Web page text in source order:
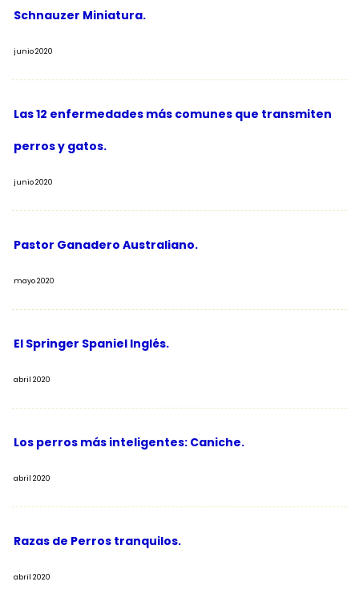
Schnauzer Miniatura.
junio 2020
Las 12 enfermedades más comunes que transmiten
perros y gatos.
junio 2020
Pastor Ganadero Australiano.
mayo 2020
El Springer Spaniel Inglés.
abril 2020
Los perros más inteligentes: Caniche.
abril 2020
Razas de Perros tranquilos.
abril 2020